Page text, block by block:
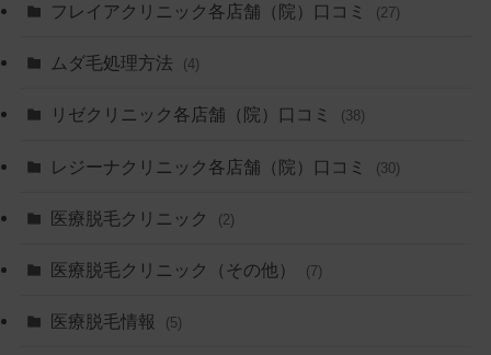
フレイアクリニック各店舗（院）口コミ (27)
ムダ毛処理方法 (4)
リゼクリニック各店舗（院）口コミ (38)
レジーナクリニック各店舗（院）口コミ (30)
医療脱毛クリニック (2)
医療脱毛クリニック（その他） (7)
医療脱毛情報 (5)